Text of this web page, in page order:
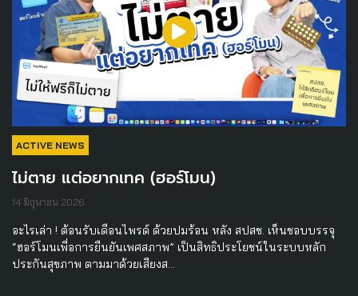
ACTIVE NEWS
ไม่ตาย แต่อยากเทค (ฮอร์โมน)
14 มิถุนายน 2026
อะไรเล่า ! ต้อนรับเดือนไพรด์ ด้วยปมร้อน หลัง สปสช. เห็นชอบบรรจุ
“ฮอร์โมนเพื่อการยืนยันเพศสภาพ” เป็นสิทธิประโยชน์ในระบบหลัก
ประกันสุขภาพ ตามมาด้วยเสียงส…